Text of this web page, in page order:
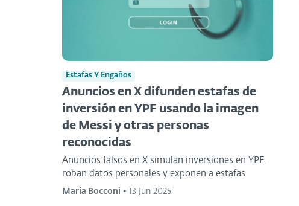
Estafas Y Engaños
Anuncios en X difunden estafas de
inversión en YPF usando la imagen
de Messi y otras personas
reconocidas
Anuncios falsos en X simulan inversiones en YPF,
roban datos personales y exponen a estafas
María Bocconi • 13 Jun 2025